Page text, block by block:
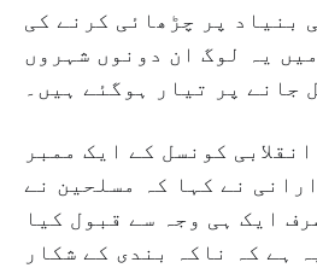
بنیاد پر چڑھائی کرنے کی
یہ لوگ ان دونوں شہروں
جانے پر تیار ہوگئے ہیں۔
کونسل کے ایک ممبر
نے کہا کہ مسلحین نے
ایک ہی وجہ سے قبول کیا
ہے کہ ناکہ بندی کے شکار